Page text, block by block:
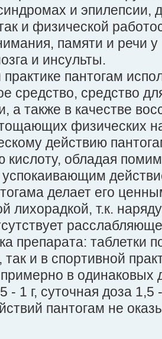
и эпилепсии,
и физической
памяти и речи
и инсульты.
пантогам
средство, средство
а также в качестве
физических
действию
кислоту, обладая
делает его
лихорадкой, т.к.
препарата: таблетки
и в спортивной
в одинаковых
- 1 г, суточная доза 1,5
пантогам не